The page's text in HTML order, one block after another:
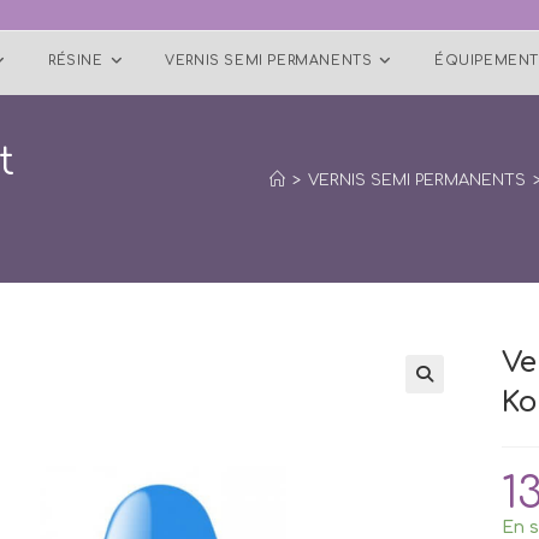
RÉSINE VERNIS SEMI PERMANENTS
> VERNIS SEMI PERMANENTS
En